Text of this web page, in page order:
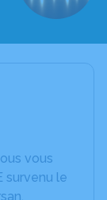
vous
survenu le